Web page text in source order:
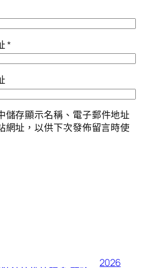
*
儲存顯示名稱、電子郵件地址
網址，以供下次發佈留言時使
2026